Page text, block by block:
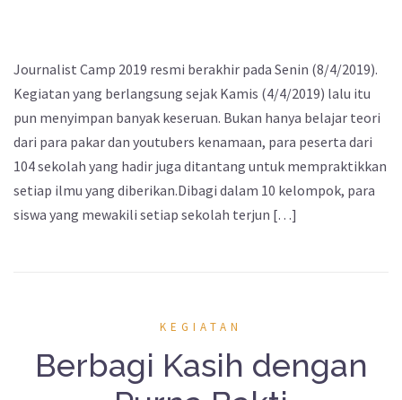
Journalist Camp 2019 resmi berakhir pada Senin (8/4/2019).
Kegiatan yang berlangsung sejak Kamis (4/4/2019) lalu itu
pun menyimpan banyak keseruan. Bukan hanya belajar teori
dari para pakar dan youtubers kenamaan, para peserta dari
104 sekolah yang hadir juga ditantang untuk mempraktikkan
setiap ilmu yang diberikan.Dibagi dalam 10 kelompok, para
siswa yang mewakili setiap sekolah terjun […]
KEGIATAN
Berbagi Kasih dengan